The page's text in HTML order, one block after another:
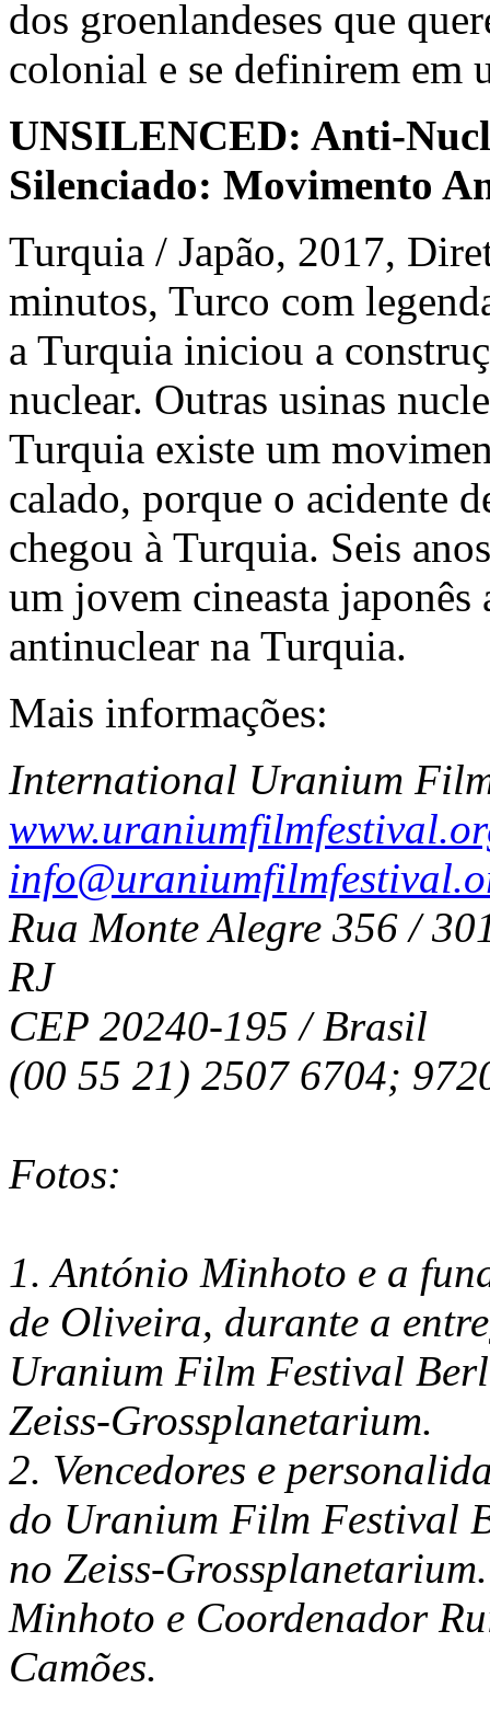
dos groenlandeses que
colonial e se definirem em
UNSILENCED: Anti-
Silenciado: Movimento
Turquia / Japão, 2017,
minutos, Turco com
a Turquia iniciou a
nuclear. Outras usinas
Turquia existe um
calado, porque o acidente
chegou à Turquia. Seis
um jovem cineasta
antinuclear na Turquia.
Mais informações:
International Uranium
Rua Monte Alegre 356 /
RJ
CEP 20240-195 / Brasil
(00 55 21) 2507 6704;
Fotos:
1. António Minhoto e a
de Oliveira, durante a
Uranium Film Festival
Zeiss-Grossplanetarium.
2. Vencedores e
do Uranium Film Festival
no Zeiss-
Minhoto e Coordenador
Camões.